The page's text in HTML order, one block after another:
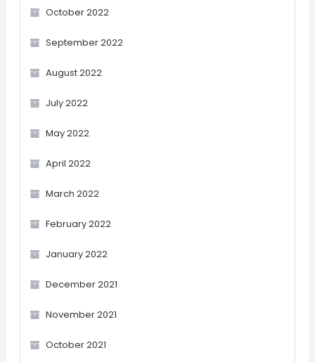
October 2022
September 2022
August 2022
July 2022
May 2022
April 2022
March 2022
February 2022
January 2022
December 2021
November 2021
October 2021